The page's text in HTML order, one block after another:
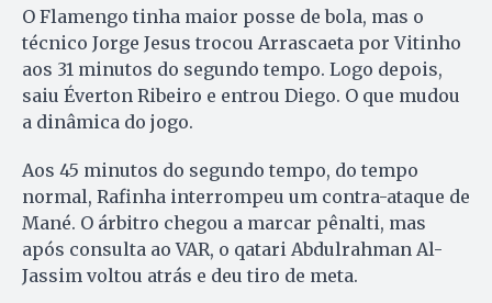
O Flamengo tinha maior posse de bola, mas o
técnico Jorge Jesus trocou Arrascaeta por Vitinho
aos 31 minutos do segundo tempo. Logo depois,
saiu Éverton Ribeiro e entrou Diego. O que mudou
a dinâmica do jogo.
Aos 45 minutos do segundo tempo, do tempo
normal, Rafinha interrompeu um contra-ataque de
Mané. O árbitro chegou a marcar pênalti, mas
após consulta ao VAR, o qatari Abdulrahman Al-
Jassim voltou atrás e deu tiro de meta.